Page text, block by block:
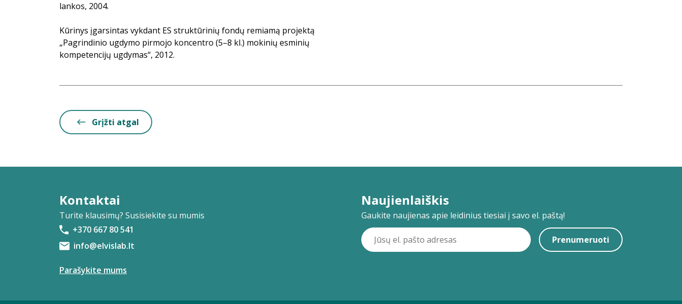
lankos, 2004.
Kūrinys įgarsintas vykdant ES struktūrinių fondų remiamą projektą
„Pagrindinio ugdymo pirmojo koncentro (5–8 kl.) mokinių esminių
kompetencijų ugdymas“, 2012.
Grįžti atgal
Kontaktai
Turite klausimų? Susisiekite su mumis
+370 667 80 541
info@elvislab.lt
Parašykite mums
Naujienlaiškis
Gaukite naujienas apie leidinius tiesiai į savo el. paštą!
Prenumeruoti